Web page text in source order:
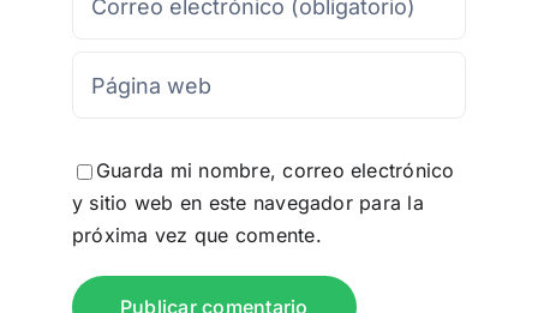
Guarda mi nombre, correo electrónico
y sitio web en este navegador para la
próxima vez que comente.